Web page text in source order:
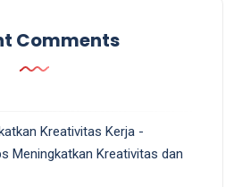
Comments
Kreativitas Kerja -
Meningkatkan Kreativitas dan